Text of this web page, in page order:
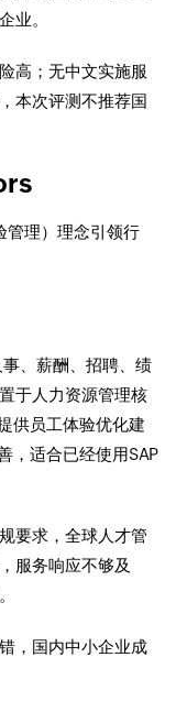
业。
高；无中文实施服
本次评测不推荐国
管理）理念引领行
、薪酬、招聘、绩
于人力资源管理核
供员工体验优化建
，适合已经使用SAP
要求，全球人才管
服务响应不够及
，国内中小企业成